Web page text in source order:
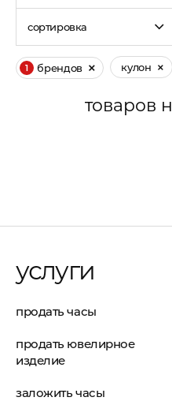
сортировка
1 брендов кулон
товаров
услуги
продать часы
продать ювелирное
изделие
заложить часы